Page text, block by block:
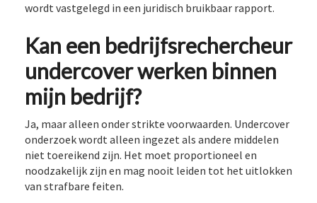
wordt vastgelegd in een juridisch bruikbaar rapport.
Kan een bedrijfsrechercheur
undercover werken binnen
mijn bedrijf?
Ja, maar alleen onder strikte voorwaarden. Undercover
onderzoek wordt alleen ingezet als andere middelen
niet toereikend zijn. Het moet proportioneel en
noodzakelijk zijn en mag nooit leiden tot het uitlokken
van strafbare feiten.